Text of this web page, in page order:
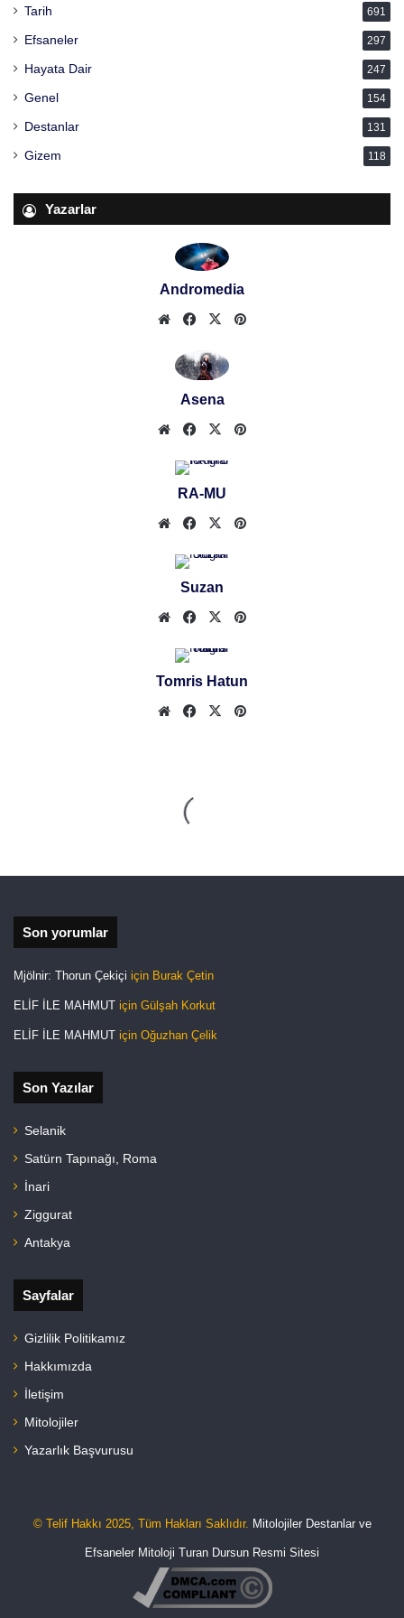
Tarih 691
Efsaneler 297
Hayata Dair 247
Genel 154
Destanlar 131
Gizem 118
Yazarlar
Andromedia
Web
Facebook
X
Asena
Web
Facebook
X
RA-MU
Web
Facebook
X
Suzan
Web
Facebook
X
Tomris Hatun
Web
Facebook
X
Son yorumlar
Mjölnir: Thorun Çekiçi için Burak Çetin
ELİF İLE MAHMUT için Gülşah Korkut
ELİF İLE MAHMUT için Oğuzhan Çelik
Son Yazılar
Selanik
Satürn Tapınağı, Roma
İnari
Ziggurat
Antakya
Sayfalar
Gizlilik Politikamız
Hakkımızda
İletişim
Mitolojiler
Yazarlık Başvurusu
© Telif Hakkı 2025, Tüm Hakları Saklıdır. Mitolojiler Destanlar ve
Efsaneler Mitoloji Turan Dursun Resmi Sitesi